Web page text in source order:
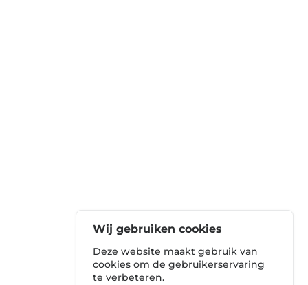
Wij gebruiken cookies
Deze website maakt gebruik van
cookies om de gebruikerservaring
te verbeteren.